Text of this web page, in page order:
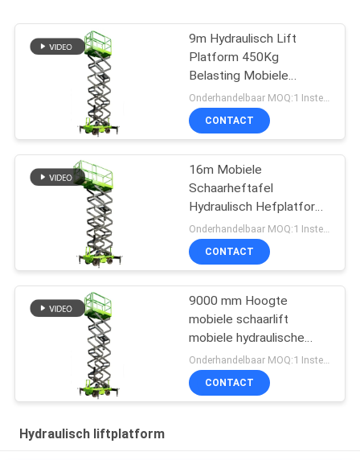
9m Hydraulisch Lift
Platform 450Kg
Belasting Mobiele
Scheren Lift
Onderhandelbaar MOQ:1 Instellen
CONTACT
16m Mobiele
Schaarheftafel
Hydraulisch Hefplatform
Met Uitschuifbaar
Platform
CONTACT
9000 mm Hoogte
mobiele schaarlift
mobiele hydraulische
liftplatform voor het
reinigen
CONTACT
Hydraulisch liftplatform